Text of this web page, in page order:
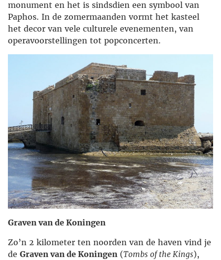
monument en het is sindsdien een symbool van
Paphos. In de zomermaanden vormt het kasteel
het decor van vele culturele evenementen, van
operavoorstellingen tot popconcerten.
Graven van de Koningen
Zo’n 2 kilometer ten noorden van de haven vind je
de Graven van de Koningen (Tombs of the Kings),